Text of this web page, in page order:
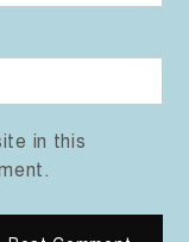
in this